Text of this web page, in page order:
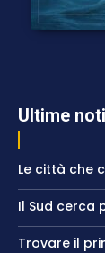
Ultime
Le città che
Il Sud cerca
Trovare il